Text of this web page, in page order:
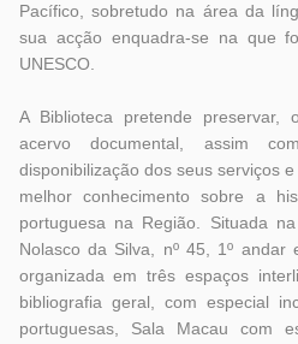
Pacífico, sobretudo na área da
sua acção enquadra-se na que
UNESCO.
A Biblioteca pretende preservar,
acervo documental, assim
disponibilização dos seus serviços
melhor conhecimento sobre a
portuguesa na Região. Situada
Nolasco da Silva, nº 45, 1º andar
organizada em três espaços
bibliografia geral, com especial
portuguesas, Sala Macau com